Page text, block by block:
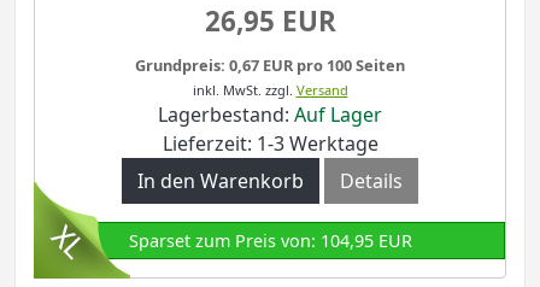
26,95 EUR
Grundpreis: 0,67 EUR pro 100 Seiten
inkl. MwSt. zzgl. Versand
Lagerbestand: Auf Lager
Lieferzeit: 1-3 Werktage
In den Warenkorb
Details
Sparset zum Preis von: 104,95 EUR